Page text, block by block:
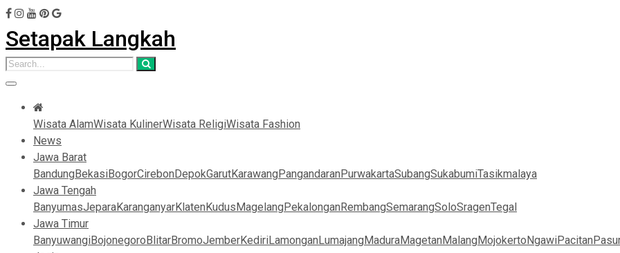
Setapak Langkah
Wisata AlamWisata KulinerWisata ReligiWisata Fashion
News
Jawa Barat
BandungBekasiBogorCirebonDepokGarutKarawangPangandaranPurwakartaSubangSukabumiTasikmalaya
Jawa Tengah
BanyumasJeparaKaranganyarKlatenKudusMagelangPekalonganRembangSemarangSoloSragenTegal
Jawa Timur
BanyuwangiBojonegoroBlitarBromoJemberKediriLamonganLumajangMaduraMagetanMalangMojokertoNgawiPacitan